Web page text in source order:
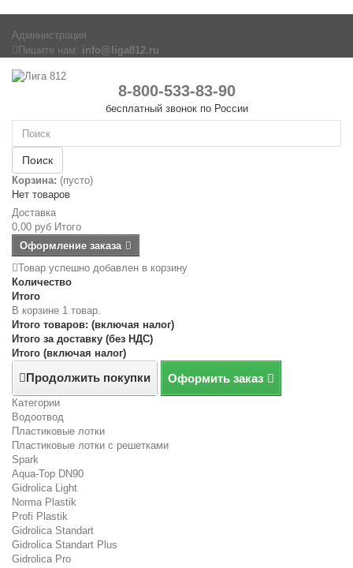
Администрация
Пишите нам: info@liga812.ru
8-800-533-83-90
бесплатный звонок по России
Поиск
Корзина: (пусто)
Нет товаров
Доставка
0,00 руб Итого
Оформление заказа
Товар успешно добавлен в корзину
Количество
Итого
В корзине 1 товар.
Итого товаров: (включая налог)
Итого за доставку (без НДС)
Итого (включая налог)
Продолжить покупки Оформить заказ
Категории
Водоотвод
Пластиковые лотки
Пластиковые лотки с решетками
Spark
Aqua-Top DN90
Gidrolica Light
Norma Plastik
Profi Plastik
Gidrolica Standart
Gidrolica Standart Plus
Gidrolica Pro